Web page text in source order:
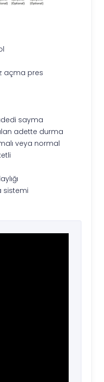
açma pres
sayma
adette durma
veya normal
sistemi